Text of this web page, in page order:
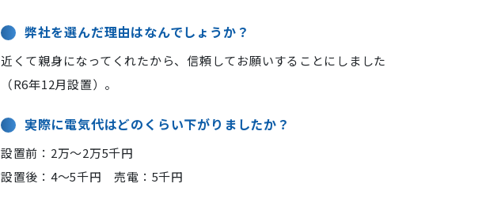
弊社を選んだ理由はなんでしょうか？
近くて親身になってくれたから、信頼してお願いすることにしました
（R6年12月設置）。
実際に電気代はどのくらい下がりましたか？
設置前：2万〜2万5千円
設置後：4〜5千円 売電：5千円